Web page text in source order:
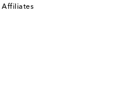
Affiliates